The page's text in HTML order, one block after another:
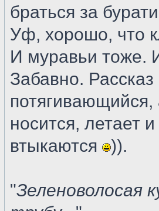
браться за
Уф, хорошо, что
И муравьи тоже.
Забавно.
потягивающийся,
носится, летает
втыкаются
)).
"Зеленоволосая